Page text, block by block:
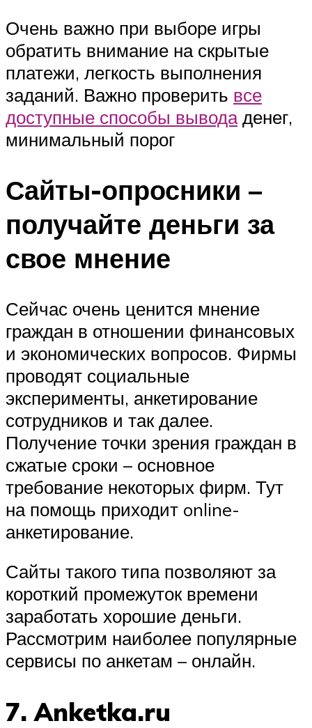
Очень важно при выборе игры
обратить внимание на скрытые
платежи, легкость выполнения
заданий. Важно проверить все
доступные способы выводаденег,
минимальный порог
Сайты-опросники –
получайте деньги за
свое мнение
Сейчас очень ценится мнение
граждан в отношении финансовых
и экономических вопросов. Фирмы
проводят социальные
эксперименты, анкетирование
сотрудников и так далее.
Получение точки зрения граждан в
сжатые сроки – основное
требование некоторых фирм. Тут
на помощь приходит online-
анкетирование.
Сайты такого типа позволяют за
короткий промежуток времени
заработать хорошие деньги.
Рассмотрим наиболее популярные
сервисы по анкетам – онлайн.
7. Anketka.ru